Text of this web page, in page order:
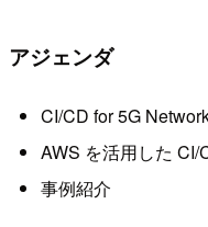
アジェンダ
CI/CD for 5G
AWS を活用した CI/
事例紹介